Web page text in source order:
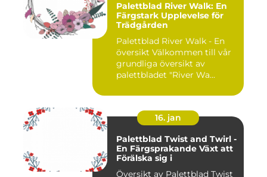
Palettblad River Walk: En
Färgstark Upplevelse för
Trädgården
Palettblad River Walk - En
översikt Välkommen till vår
grundliga översikt av
palettbladet "River Wa...
16. jan
Palettblad Twist and Twirl -
En Färgsprakande Växt att
Förälska sig i
Översikt av Palettblad Twist